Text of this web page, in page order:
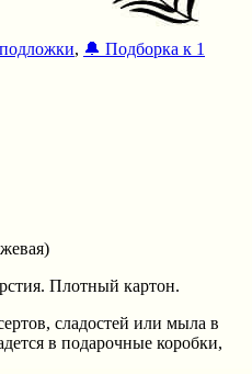
, 🔔 Подборка к 1
Плотный картон.
сладостей или мыла в
в подарочные коробки,